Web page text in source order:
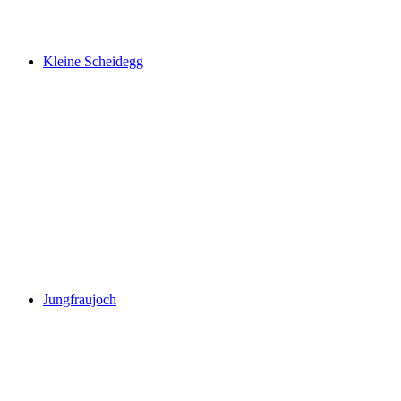
Kleine Scheidegg
Jungfraujoch